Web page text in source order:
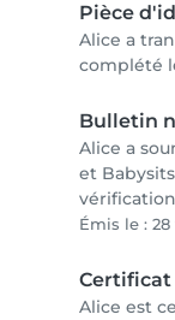
Pièce
Alice a
complété
Bulletin
Alice a
et
Émis le :
Certificat
Alice est